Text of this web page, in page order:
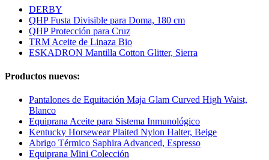
DERBY
QHP Fusta Divisible para Doma, 180 cm
QHP Protección para Cruz
TRM Aceite de Linaza Bio
ESKADRON Mantilla Cotton Glitter, Sierra
Productos nuevos:
Pantalones de Equitación Maja Glam Curved High Waist,
Blanco
Equiprana Aceite para Sistema Inmunológico
Kentucky Horsewear Plaited Nylon Halter, Beige
Abrigo Térmico Saphira Advanced, Espresso
Equiprana Mini Colección